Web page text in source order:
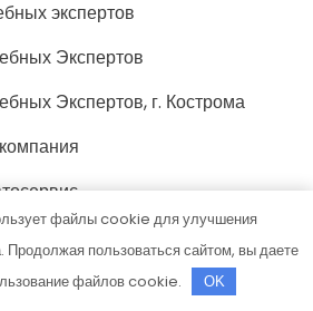
экспертов
Экспертов
Экспертов, г. Кострома
Центр
файлы cookie для улучшения
Продолжая пользоваться сайтом, вы даете
файлов cookie.
OK